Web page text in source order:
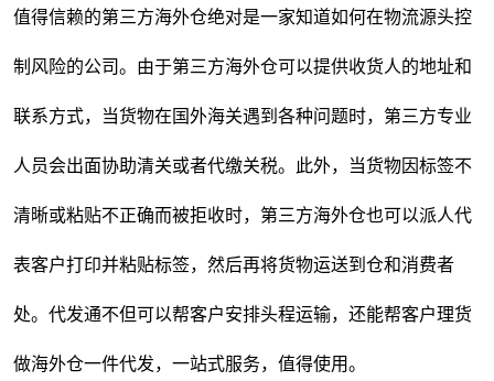
值得信赖的第三方海外仓绝对是一家知道如何在物流源头控
制风险的公司。由于第三方海外仓可以提供收货人的地址和
联系方式，当货物在国外海关遇到各种问题时，第三方专业
人员会出面协助清关或者代缴关税。此外，当货物因标签不
清晰或粘贴不正确而被拒收时，第三方海外仓也可以派人代
表客户打印并粘贴标签，然后再将货物运送到仓和消费者
处。代发通不但可以帮客户安排头程运输，还能帮客户理货
做海外仓一件代发，一站式服务，值得使用。